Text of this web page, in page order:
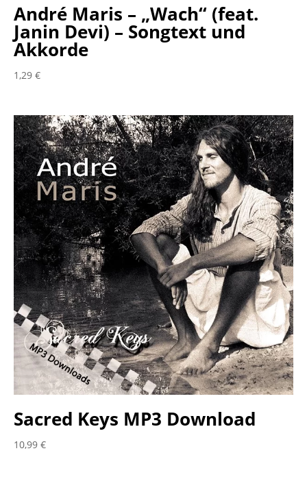
André Maris – „Wach“ (feat.
Janin Devi) – Songtext und
Akkorde
1,29 €
Sacred Keys MP3 Download
10,99 €